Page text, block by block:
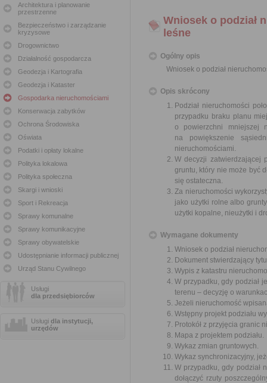
Architektura i planowanie
przestrzenne
Bezpieczeństwo i zarządzanie
kryzysowe
Drogownictwo
Działalność gospodarcza
Geodezja i Kartografia
Geodezja i Kataster
Gospodarka nieruchomościami
Konserwacja zabytków
Ochrona Środowiska
Oświata
Podatki i opłaty lokalne
Polityka lokalowa
Polityka społeczna
Skargi i wnioski
Sport i Rekreacja
Sprawy komunalne
Sprawy komunikacyjne
Sprawy obywatelskie
Udostępnianie informacji publicznej
Urząd Stanu Cywilnego
Usługi
dla przedsiębiorców
Usługi dla instytucji,
urzędów
Wniosek o podział
leśne
Ogólny opis
Wniosek o podział
Opis skrócony
Podział nieruchomości
przypadku braku planu
o powierzchni mniejszej
na powiększenie
nieruchomościami.
W decyzji zatwierdzającej
gruntu, który nie może być
się ostateczna.
Za nieruchomości
jako użytki rolne albo
użytki kopalne, nieużytki i
Wymagane dokumenty
Wniosek o podział
Dokument stwierdzający
Wypis z katastru
W przypadku, gdy podział
terenu – decyzję o
Jeżeli nieruchomość
Wstępny projekt podziału
Protokół z przyjęcia granic
Mapa z projektem podziału.
Wykaz zmian gruntowych.
Wykaz synchronizacyjny,
W przypadku, gdy podział
dołączyć rzuty